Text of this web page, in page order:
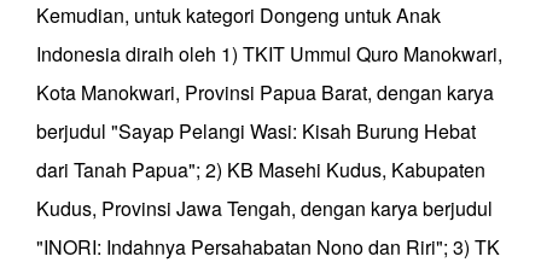
Kemudian, untuk kategori Dongeng untuk Anak
Indonesia diraih oleh 1) TKIT Ummul Quro Manokwari,
Kota Manokwari, Provinsi Papua Barat, dengan karya
berjudul "Sayap Pelangi Wasi: Kisah Burung Hebat
dari Tanah Papua"; 2) KB Masehi Kudus, Kabupaten
Kudus, Provinsi Jawa Tengah, dengan karya berjudul
"INORI: Indahnya Persahabatan Nono dan Riri"; 3) TK